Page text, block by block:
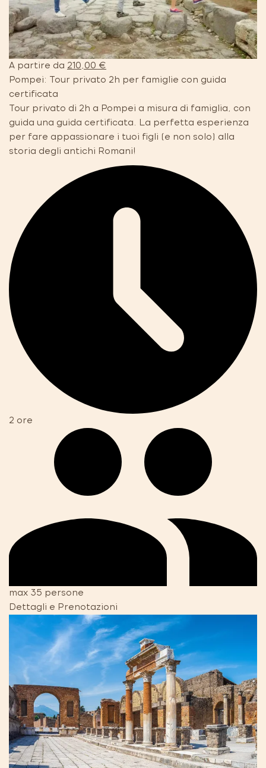
A partire da 210,00 €
Pompei: Tour privato 2h per famiglie con guida
certificata
Tour privato di 2h a Pompei a misura di famiglia, con
guida una guida certificata. La perfetta esperienza
per fare appassionare i tuoi figli (e non solo) alla
storia degli antichi Romani!
2 ore
max 35 persone
Dettagli e Prenotazioni